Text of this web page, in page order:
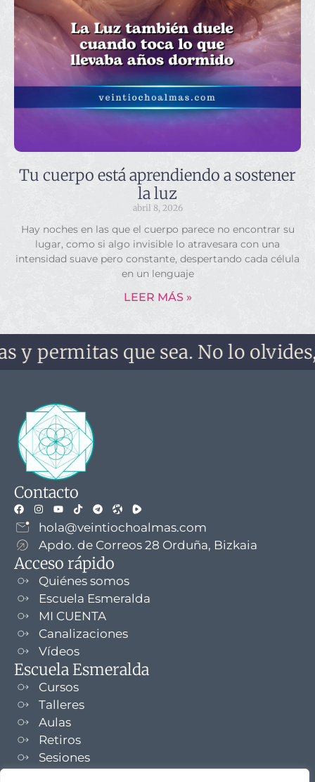
Tu cuerpo está aprendiendo a sostener
la luz
abril 8, 2026
Hay noches en las que el cuerpo parece no encontrar su
lugar, como si algo invisible lo atravesara con una
intensidad suave pero constante, despertando cada célula
en un lenguaje
LEER MÁS »
que sea. No lo olvides, no te
Contacto
hola@veintiochoalmas.com
Apdo. de Correos 28 Orduña, Bizkaia
Acceso rápido
Quiénes somos
Escuela Esmeralda
MI CUENTA
Canalizaciones
Vídeos
Escuela Esmeralda
Cursos
Talleres
Aulas
Retiros
Sesiones